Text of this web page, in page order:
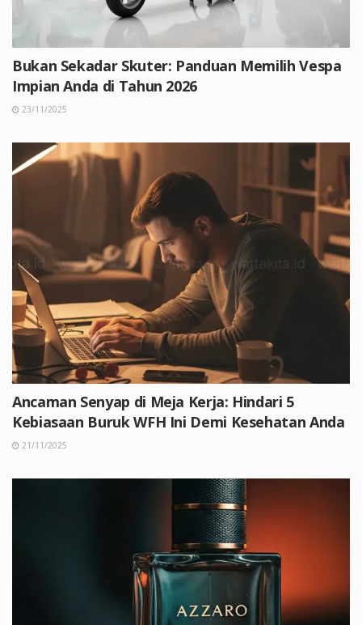
Bukan Sekadar Skuter: Panduan Memilih Vespa
Impian Anda di Tahun 2026
23/11/2025
Ancaman Senyap di Meja Kerja: Hindari 5
Kebiasaan Buruk WFH Ini Demi Kesehatan Anda
21/11/2025